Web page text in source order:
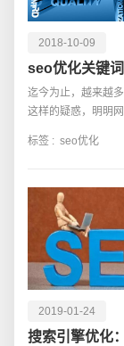
2018-10-09
迄今为止，越来越
这样的疑惑，明明网
一些所谓排名靠前的
到欢迎，这究竟是
标签 : seo优化
2019-01-24